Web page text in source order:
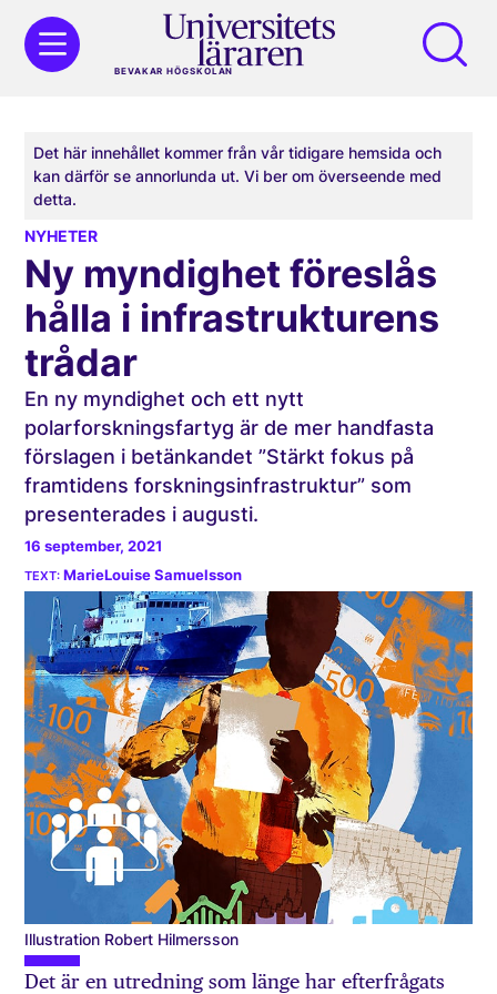
BEVAKAR HÖGSKOLAN
Det här innehållet kommer från vår tidigare hemsida och
kan därför se annorlunda ut. Vi ber om överseende med
detta.
NYHETER
Ny myndighet föreslås
hålla i infrastrukturens
trådar
En ny myndighet och ett nytt
polarforskningsfartyg är de mer handfasta
förslagen i betänkandet ”Stärkt fokus på
framtidens forskningsinfrastruktur” som
presenterades i augusti.
16 september, 2021
MarieLouise Samuelsson
Illustration Robert Hilmersson
Det är en utredning som länge har efterfrågats